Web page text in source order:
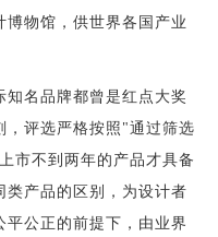
物馆，供世界各国产业
知名品牌都曾是红点大奖
，评选严格按照"通过筛选
市不到两年的产品才具备
类产品的区别，为设计者
公正的前提下，由业界